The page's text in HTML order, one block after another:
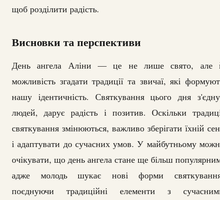
щоб розділити радість.
Висновки та перспективи
День ангела Аліни — це не лише свято, але
можливість згадати традиції та звичаї, які
нашу ідентичність. Святкування цього дня
людей, дарує радість і позитив. Оскільки
святкування змінюються, важливо зберігати їхній
і адаптувати до сучасних умов. У майбутньому
очікувати, що день ангела стане ще більш
адже молодь шукає нові форми
поєднуючи традиційні елементи з